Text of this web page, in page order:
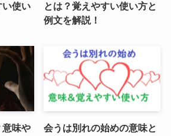
い使い
とは？覚えやすい使い方と
例文を解説！
意味や
会うは別れの始めの意味と